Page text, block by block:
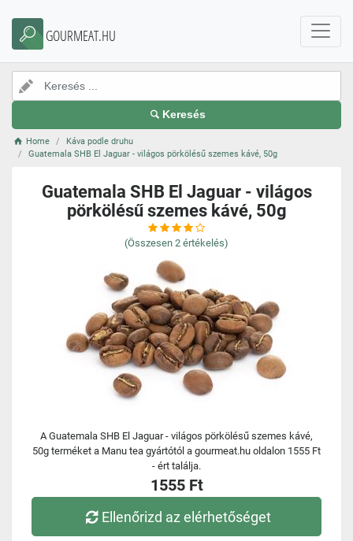
GOURMEAT.HU
Keresés
Home
Káva podle druhu
Guatemala SHB El Jaguar - világos pörkölésű szemes kávé, 50g
Guatemala SHB El Jaguar - világos
pörkölésű szemes kávé, 50g
(Összesen 2 értékelés)
A Guatemala SHB El Jaguar - világos pörkölésű szemes kávé,
50g terméket a Manu tea gyártótól a gourmeat.hu oldalon 1555 Ft
- ért találja.
1555 Ft
Ellenőrizd az elérhetőséget